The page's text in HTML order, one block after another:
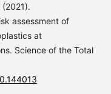
(2021).
assessment of
at
Science of the Total